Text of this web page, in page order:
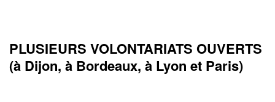
PLUSIEURS VOLONTARIATS OUVERTS
(à Dijon, à Bordeaux, à Lyon et Paris)